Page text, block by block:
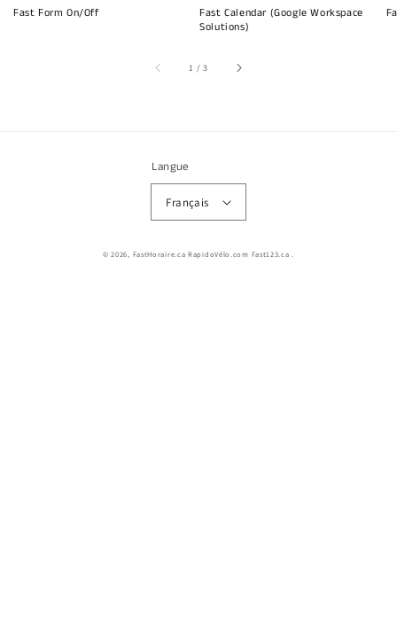
Fast Form On/Off
Fast Calendar (Google Workspace
Solutions)
1 /sur
3
Langue
Français
© 2026, FastHoraire.ca RapidoVélo.com Fast123.ca .